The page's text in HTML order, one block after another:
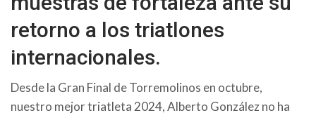
retorno a los triatlones
internacionales.
Desde la Gran Final de Torremolinos en octubre,
nuestro mejor triatleta 2024, Alberto González no ha